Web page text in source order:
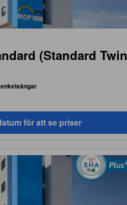
(Standard Twin
för att se priser